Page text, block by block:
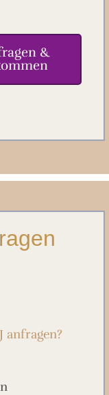
&
anfragen?